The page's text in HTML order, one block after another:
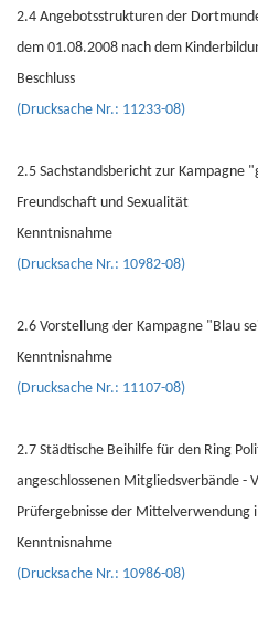
2.4 Angebotsstrukturen der
dem 01.08.2008 nach dem
Beschluss
(Drucksache Nr.: 11233-08)
2.5 Sachstandsbericht zur Kampagne
Freundschaft und Sexualität
Kenntnisnahme
(Drucksache Nr.: 10982-08)
2.6 Vorstellung der Kampagne "Blau
Kenntnisnahme
(Drucksache Nr.: 11107-08)
2.7 Städtische Beihilfe für den Ring
angeschlossenen Mitgliedsverbände -
Prüfergebnisse der Mittelverwendung
Kenntnisnahme
(Drucksache Nr.: 10986-08)